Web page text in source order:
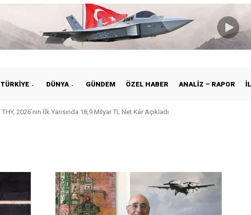
TÜRKIYE DÜNYA GÜNDEM ÖZEL HABER ANALIZ – RAPOR
THY, 2026’nın İlk Yarısında 18,9 Milyar TL Net Kâr Açıkladı